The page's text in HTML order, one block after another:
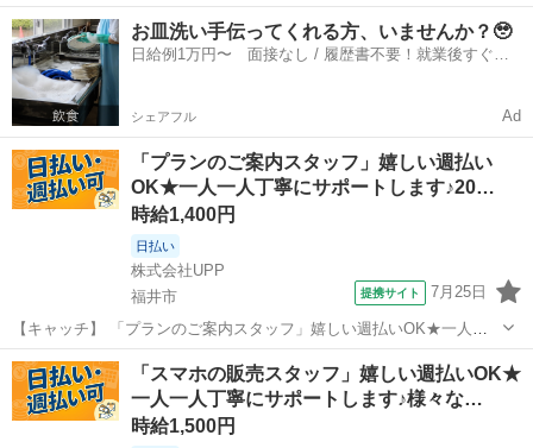
寧なサポート体制で安心就業◎20代～40代中心に幅広く活躍中★働き
やすい環境で安定してお仕事できます♪ 【コメント】 手厚い福利厚生
を完備◎長期安定就業も可能...
福井 坂井市 その他
お皿洗い手伝ってくれる方、いませんか？🥹
日給例1万円〜 面接なし / 履歴書不要！就業後すぐに
シェアフル Ad
「プランのご案内スタッフ」嬉しい週払い
OK★一人一人丁寧にサポートします♪20…
時給1,400円
日払い
株式会社UPP
福井市
提携サイト 7月25日
【キャッチ】 「プランのご案内スタッフ」嬉しい週払いOK★一人一
人丁寧にサポートします♪20代～40代中心に幅広く活躍中★充実の福利
厚生が自慢です★ 【コメント】 未経験さん・ブランクさん多数活躍中
◎ 豊富なお仕事の中から...
福井 福井市
「スマホの販売スタッフ」嬉しい週払いOK★
一人一人丁寧にサポートします♪様々な…
時給1,500円